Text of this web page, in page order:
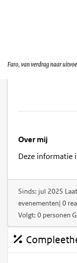
Over mij
Deze informatie
Sinds: jul 2025
evenementen| 0
Volgt: 0 personen